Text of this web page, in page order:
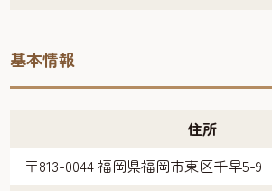
基本情報
住所
〒813-0044 福岡県福岡市東区千早5-9